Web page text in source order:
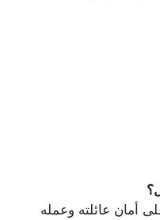
أمان عائلته وعمله